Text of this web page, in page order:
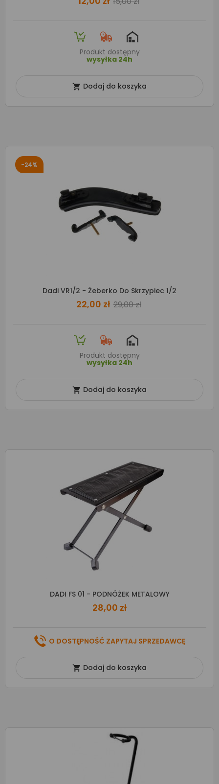
Produkt dostępny
wysyłka 24h
 Dodaj do koszyka
-24%
Dadi VR1/2 - Żeberko Do Skrzypiec 1/2
22,00 zł 29,00 zł
Produkt dostępny
wysyłka 24h
 Dodaj do koszyka
DADI FS 01 - PODNÓŻEK METALOWY
28,00 zł
O DOSTĘPNOŚĆ ZAPYTAJ SPRZEDAWCĘ
 Dodaj do koszyka